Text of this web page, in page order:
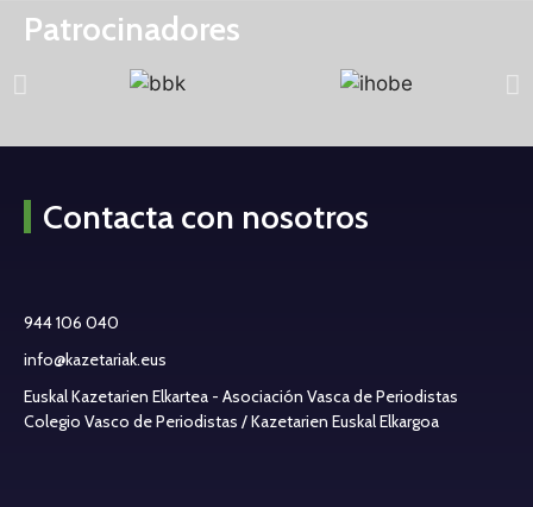
Patrocinadores
Contacta con nosotros
944 106 040
info@kazetariak.eus
Euskal Kazetarien Elkartea - Asociación Vasca de Periodistas
Colegio Vasco de Periodistas / Kazetarien Euskal Elkargoa